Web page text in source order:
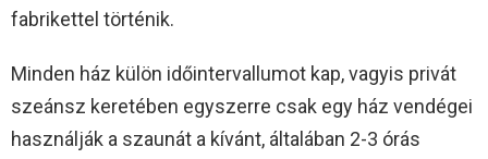
fabrikettel történik.
Minden ház külön időintervallumot kap, vagyis privát
szeánsz keretében egyszerre csak egy ház vendégei
használják a szaunát a kívánt, általában 2-3 órás